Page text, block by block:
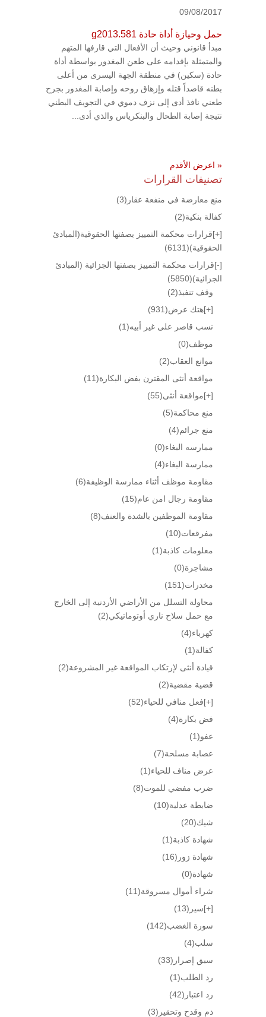
09/08/2017
حمل وحيازة أداة حادة g2013.581
مبدأ قانوني وحيث أن الأفعال التي قارفها المتهم
والمتمثلة بإقدامه على طعن المغدور بواسطة أداة
حادة (سكين) في منطقة الجهة اليسرى من أعلى
بطنه قاصداً قتله وإزهاق روحه وإصابة المغدور بجرح
طعني نافذ أدى إلى نزف دموي في التجويف البطني
نتيجة إصابة الطحال والبنكرياس والذي أدى...
« اعرض الأقدم
تصنيفات القرارات
منع معارضة في منفعة عقار (3)
كفالة بنكية(2)
[+]قرارات محكمة التمييز بصفتها الحقوقية(المبادئ
الحقوقية)(6131)
[-]قرارات محكمة التمييز بصفتها الجزائية (المبادئ
الجزائية)(5850)
وقف تنفيذ(2)
[+]هتك عرض(931)
نسب قاصر على غير أبيه(1)
موظف(0)
موانع العقاب(2)
مواقعة أنثى المقترن بفض البكارة(11)
[+]مواقعة أنثى(55)
منع محاكمة(5)
منع جرائم(4)
ممارسه البغاء(0)
ممارسة البغاء(4)
مقاومة موظف أثناء ممارسة الوظيفة(6)
مقاومة رجال امن عام(15)
مقاومة الموظفين بالشدة والعنف(8)
مفرقعات(10)
معلومات كاذبة(1)
مشاجرة(0)
مخدرات(151)
محاولة التسلل من الأراضي الأردنية إلى الخارج
مع حمل سلاح ناري أوتوماتيكي(2)
كهرباء(4)
كفالة(1)
قيادة أنثى لإرتكاب المواقعة غير المشروعة(2)
قضية مقضية(2)
[+]فعل منافي للحياء(52)
فض بكارة(4)
عفو(1)
عصابة مسلحة(7)
عرض مناف للحياء(1)
ضرب مفضي للموت(8)
ضابطة عدلية(10)
شيك(20)
شهادة كاذبة(1)
شهادة زور (16)
شهادة(0)
شراء أموال مسروقة(11)
[+]سير (13)
سورة الغضب(142)
سلب(4)
سبق إصرار (33)
رد الطلب(1)
رد اعتبار (42)
ذم وقدح وتحقير (3)